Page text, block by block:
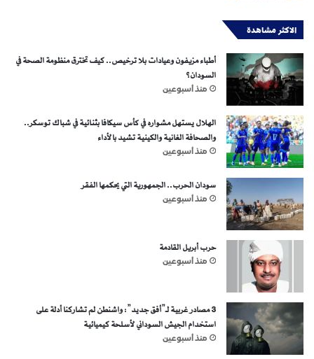
الاكثر مشاهدة
أطباء مزيفون وعيادات بلا ترخيص.. كيف تخترق منظومة الصحة في
السودان؟
منذ أسبوعين
الهلال يستهل مشواره في كأس سيكافا بثنائية في شباك توسكر..
والصحافة الغانية والكينية تشيد بالأداء
منذ أسبوعين
سودان الحرب.. الجمهورية التي يحكمها الفقر
منذ أسبوعين
حرب أبريل القادمة
منذ أسبوعين
3 مصادر غربية لـ”أفق جديد”: واشنطن لم تشاركنا أدلة على
استخدام الجيش السوداني لأسلحة كيميائية
منذ أسبوعين